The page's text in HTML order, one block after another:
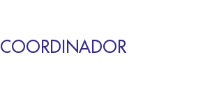
COORDINADOR